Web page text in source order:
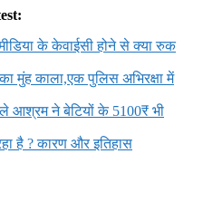
के केवाईसी होने से क्या रुक
मुंह काला,एक पुलिस अभिरक्षा में
आश्रम ने बेटियों के 5100₹ भी
है ? कारण और इतिहास